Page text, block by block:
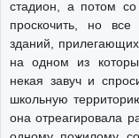
стадион, а потом
проскочить, но
зданий,
на одном из
некая завуч и
школьную
она отреагировала